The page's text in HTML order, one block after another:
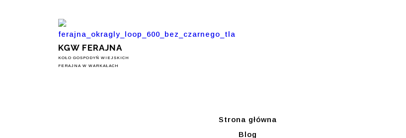
KGW FERAJNA
KOŁO GOSPODYŃ WIEJSKICH
FERAJNA W WARKAŁACH
Strona główna
Blog